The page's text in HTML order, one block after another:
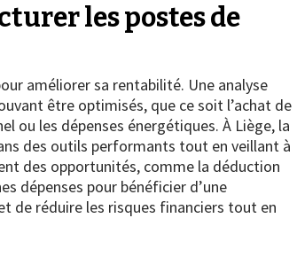
les postes de
améliorer sa rentabilité. Une analyse
être optimisés, que ce soit l’achat de
ou les dépenses énergétiques. À Liège, la
des outils performants tout en veillant à
des opportunités, comme la déduction
dépenses pour bénéficier d’une
de réduire les risques financiers tout en